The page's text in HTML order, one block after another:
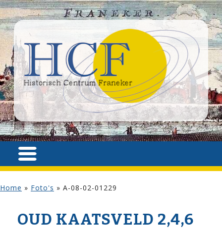
Home » Foto's » A-08-02-01229
OUD KAATSVELD 2,4,6